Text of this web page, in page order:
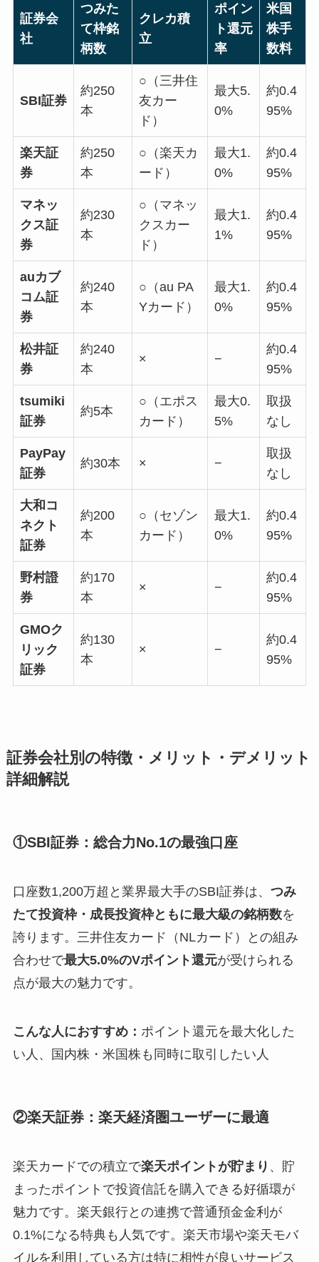
証券会
社
つみた
て枠銘
柄数
クレカ積
立
ポイン
ト還元
率
米国
株手
数料
SBI証券
約250
本
○（三井住
友カー
ド）
最大5.
0%
約0.4
95%
楽天証
券
約250
本
○（楽天カ
ード）
最大1.
0%
約0.4
95%
マネッ
クス証
券
約230
本
○（マネッ
クスカー
ド）
最大1.
1%
約0.4
95%
auカブ
コム証
券
約240
本
○（au PA
Yカード）
最大1.
0%
約0.4
95%
松井証
券
約240
本
× −
約0.4
95%
tsumiki
証券
約5本
○（エポス
カード）
最大0.
5%
取扱
なし
PayPay
証券
約30本 × −
取扱
なし
大和コ
ネクト
証券
約200
本
○（セゾン
カード）
最大1.
0%
約0.4
95%
野村證
券
約170
本
× −
約0.4
95%
GMOク
リック
証券
約130
本
× −
約0.4
95%
証券会社別の特徴・メリット・デメリット
詳細解説
①SBI証券：総合力No.1の最強口座
口座数1,200万超と業界最大手のSBI証券は、 つみ
たて投資枠・成長投資枠ともに最大級の銘柄数を
誇ります。三井住友カード（NLカード）との組み
合わせで最大5.0%のVポイント還元が受けられる
点が最大の魅力です。
こんな人におすすめ： ポイント還元を最大化した
い人、国内株・米国株も同時に取引したい人
②楽天証券：楽天経済圏ユーザーに最適
楽天カードでの積立で楽天ポイントが貯まり 、貯
まったポイントで投資信託を購入できる好循環が
魅力です。楽天銀行との連携で普通預金金利が
0.1%になる特典も人気です。楽天市場や楽天モバ
イルを利用している方は特に相性が良いサービス